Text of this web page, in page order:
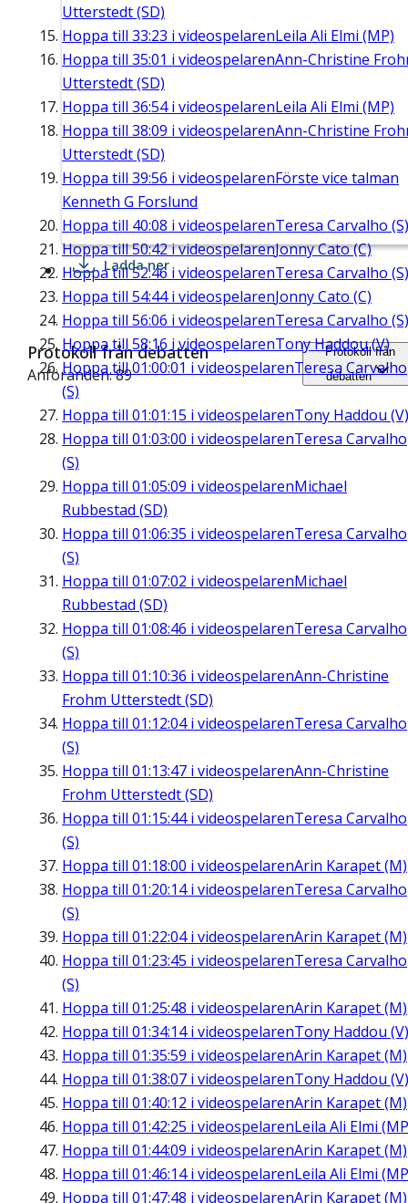
Utterstedt (SD)
Hoppa till 33:23 i videospelarenLeila Ali Elmi (MP)
Hoppa till 35:01 i videospelarenAnn-Christine
Utterstedt (SD)
Hoppa till 36:54i videospelarenLeila Ali Elmi (MP)
Hoppa till 38:09 i videospelarenAnn-Christine
Utterstedt (SD)
Hoppa till 39:56 i videospelarenFörste vice talman
Kenneth G Forslund
Hoppa till 40:08 i videospelarenTeresa Carvalho (S)
Hoppa till50:42i videospelarenJonny Cato (C)
Hoppa till52:46 i videospelarenTeresa Carvalho (S)
Hoppa till 54:44i videospelarenJonny Cato (C)
Hoppa till 56:06 i videospelarenTeresa Carvalho (S)
Hoppa till 58:16 i videospelarenTony Haddou (V)
Hoppa till01:00:01 i videospelarenTeresa Carvalho
(S)
Hoppa till 01:01:15 i videospelarenTony Haddou (V)
Hoppa till 01:03:00 i videospelarenTeresa Carvalho
(S)
Hoppa till 01:05:09 i videospelarenMichael
Rubbestad (SD)
Hoppa till 01:06:35 i videospelarenTeresa Carvalho
(S)
Hoppa till 01:07:02 i videospelarenMichael
Rubbestad (SD)
Hoppa till 01:08:46 i videospelarenTeresa Carvalho
(S)
Hoppa till 01:10:36 i videospelarenAnn-Christine
Frohm Utterstedt (SD)
Hoppa till 01:12:04i videospelarenTeresa Carvalho
(S)
Hoppa till 01:13:47 i videospelarenAnn-Christine
Frohm Utterstedt (SD)
Hoppa till 01:15:44i videospelarenTeresa Carvalho
(S)
Hoppa till 01:18:00 i videospelarenArin Karapet (M)
Hoppa till 01:20:14i videospelarenTeresa Carvalho
(S)
Hoppa till 01:22:04i videospelarenArin Karapet (M)
Hoppa till 01:23:45 i videospelarenTeresa Carvalho
(S)
Hoppa till 01:25:48 i videospelarenArin Karapet (M)
Hoppa till 01:34:14i videospelarenTony Haddou (V)
Hoppa till 01:35:59 i videospelarenArin Karapet (M)
Hoppa till 01:38:07 i videospelarenTony Haddou (V)
Hoppa till 01:40:12 i videospelarenArin Karapet (M)
Hoppa till 01:42:25 i videospelarenLeila Ali Elmi
Hoppa till 01:44:09 i videospelarenArin Karapet (M)
Hoppa till 01:46:14i videospelarenLeila Ali Elmi
Hoppa till 01:47:48 i videospelarenArin Karapet (M)
Ladda ner
Protokoll från debatten
Anföranden: 89
Protokoll från
debatten